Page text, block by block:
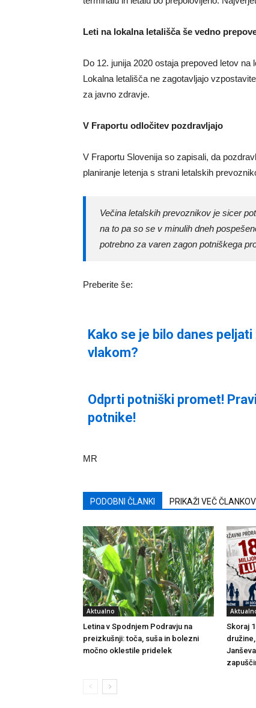
Leti na lokalna letališča še vedno
Do 12. junija 2020 ostaja prepoved letov
Lokalna letališča ne zagotavljajo
za javno zdravje.
V Fraportu odločitev pozdravljajo
V Fraportu Slovenija so zapisali, da
planiranje letenja s strani letalskih
Večina letalskih prevoznikov je sicer
na to pa so se v minulih dneh
potrebno za varen zagon potniškega
Preberite še:
Kako se je bilo danes peljati
vlakom?
Odprti potniški promet!
potnike!
MR
PODOBNI ČLANKI PRIKAŽI VEČ
Aktualno
Letina v Spodnjem Podravju na
preizkušnji: toča, suša in bolezni
močno oklestile pridelek
Skoraj